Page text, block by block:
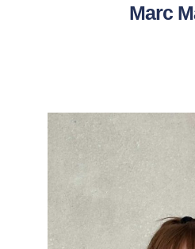
Marc